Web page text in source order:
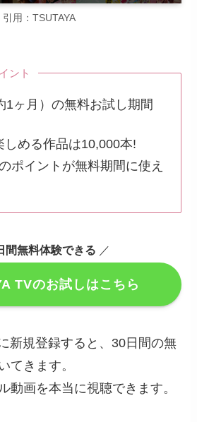
引用：TSUTAYA
ント
1ヶ月）の無料お試し期間
しめる作品は10,000本!
ポイントが無料期間に使え
間無料体験できる ／
TVのお試しはこちら
新規登録すると、30日間の無
てきます。
動画を本当に視聴できます。